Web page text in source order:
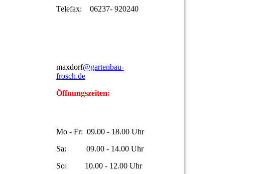
Telefax: 06237- 920240
maxdorf@gartenbau-
frosch.de
Öffnungszeiten:
Mo - Fr: 09.00 - 18.00 Uhr
Sa: 09.00 - 14.00 Uhr
So: 10.00 - 12.00 Uhr